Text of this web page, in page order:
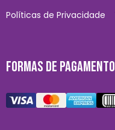
Políticas de Privacidade
FORMAS DE PAGAMENTO